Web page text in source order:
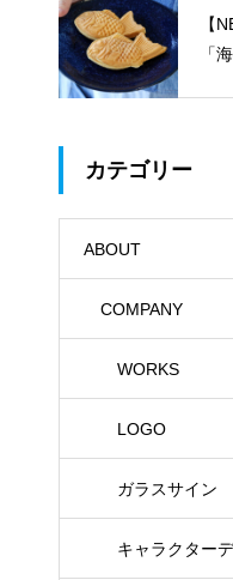
【
「
カテゴリー
ABOUT
COMPANY
WORKS
LOGO
ガラスサイン
キャラクター